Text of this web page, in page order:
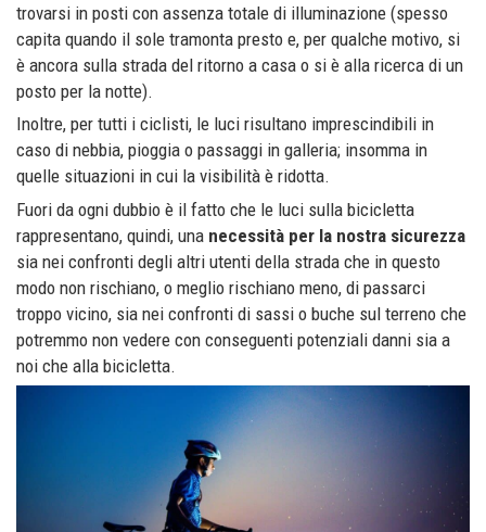
trovarsi in posti con assenza totale di illuminazione (spesso
capita quando il sole tramonta presto e, per qualche motivo, si
è ancora sulla strada del ritorno a casa o si è alla ricerca di un
posto per la notte).
Inoltre, per tutti i ciclisti, le luci risultano imprescindibili in
caso di nebbia, pioggia o passaggi in galleria; insomma in
quelle situazioni in cui la visibilità è ridotta.
Fuori da ogni dubbio è il fatto che le luci sulla bicicletta
rappresentano, quindi, una necessità per la nostra sicurezza
sia nei confronti degli altri utenti della strada che in questo
modo non rischiano, o meglio rischiano meno, di passarci
troppo vicino, sia nei confronti di sassi o buche sul terreno che
potremmo non vedere con conseguenti potenziali danni sia a
noi che alla bicicletta.